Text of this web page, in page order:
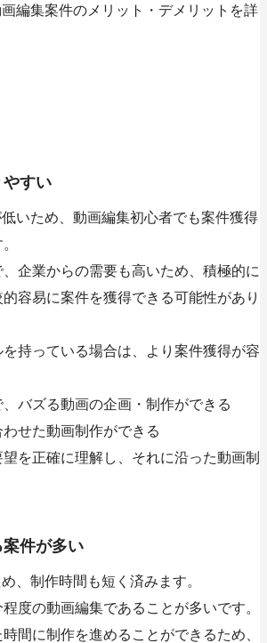
編集案件のメリット・デメリットを詳
やすい
いため、動画編集初心者でも案件獲得
企業からの需要も高いため、積極的に
容易に案件を獲得できる可能性があり
持っている場合は、より案件獲得が容
、バズる動画の企画・制作ができる
わせた動画制作ができる
望を正確に理解し、それに沿った動画制
件が多い
、制作時間も短く済みます。
度の動画編集であることが多いです。
間に制作を進めることができるため、